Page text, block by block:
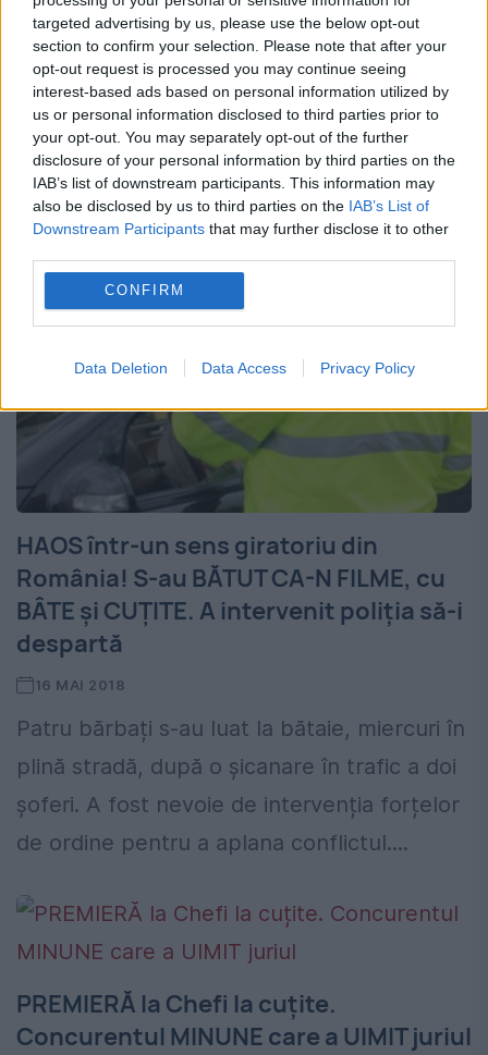
targeted advertising by us, please use the below opt-out
section to confirm your selection. Please note that after your
opt-out request is processed you may continue seeing
interest-based ads based on personal information utilized by
us or personal information disclosed to third parties prior to
your opt-out. You may separately opt-out of the further
disclosure of your personal information by third parties on the
IAB’s list of downstream participants. This information may
also be disclosed by us to third parties on the IAB’s List of
Downstream Participants that may further disclose it to other
CONFIRM
Data Deletion Data Access Privacy Policy
24 MAI 2018
Orbit de gelozie, un tânăr de 29 de ani, din
judeţul Gorj şi-a ucis soţia, noaptea trecută,
apoi a încercat să se sinucidă intrând cu
maşina într-un stâlp de pe...
HAOS într-un sens giratoriu din
România! S-au BĂTUT CA-N FILME, cu
BÂTE și CUȚITE. A intervenit poliția să-i
despartă
16 MAI 2018
Patru bărbați s-au luat la bătaie, miercuri în
plină stradă, după o șicanare în trafic a doi
șoferi. A fost nevoie de intervenția forțelor
de ordine pentru a aplana conflictul....
PREMIERĂ la Chefi la cuțite.
Concurentul MINUNE care a UIMIT juriul